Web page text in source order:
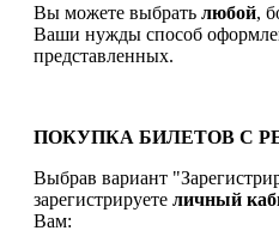
Вы можете выбрать любой,
Ваши нужды способ
представленных.
ПОКУПКА БИЛЕТОВ С
Выбрав вариант
зарегистрируете личный
Вам: